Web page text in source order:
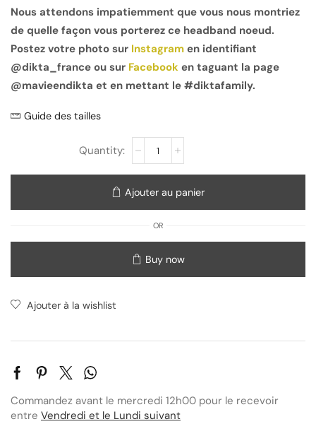
Nous attendons impatiemment que vous nous montriez
de quelle façon vous porterez ce headband noeud.
Postez votre photo sur Instagram en identifiant
@dikta_france ou sur Facebook en taguant la page
@mavieendikta et en mettant le #diktafamily.
Guide des tailles
Ajouter au panier
OR
Buy now
Ajouter à la wishlist
Commandez avant le mercredi 12h00 pour le recevoir
entre Vendredi et le Lundi suivant